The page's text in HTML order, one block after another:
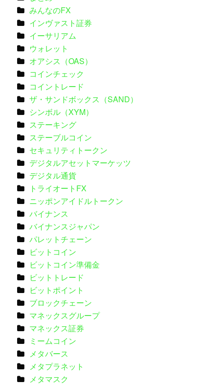
みんなのFX
インヴァスト証券
イーサリアム
ウォレット
オアシス（OAS）
コインチェック
コイントレード
ザ・サンドボックス（SAND）
シンボル（XYM）
ステーキング
ステーブルコイン
セキュリティトークン
デジタルアセットマーケッツ
デジタル通貨
トライオートFX
ニッポンアイドルトークン
バイナンス
バイナンスジャパン
パレットチェーン
ビットコイン
ビットコイン準備金
ビットトレード
ビットポイント
ブロックチェーン
マネックスグループ
マネックス証券
ミームコイン
メタバース
メタプラネット
メタマスク